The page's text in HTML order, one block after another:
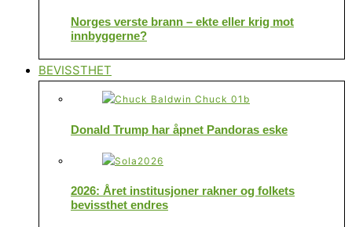
Norges verste brann – ekte eller krig mot
innbyggerne?
BEVISSTHET
Donald Trump har åpnet Pandoras eske
2026: Året institusjoner rakner og folkets
bevissthet endres